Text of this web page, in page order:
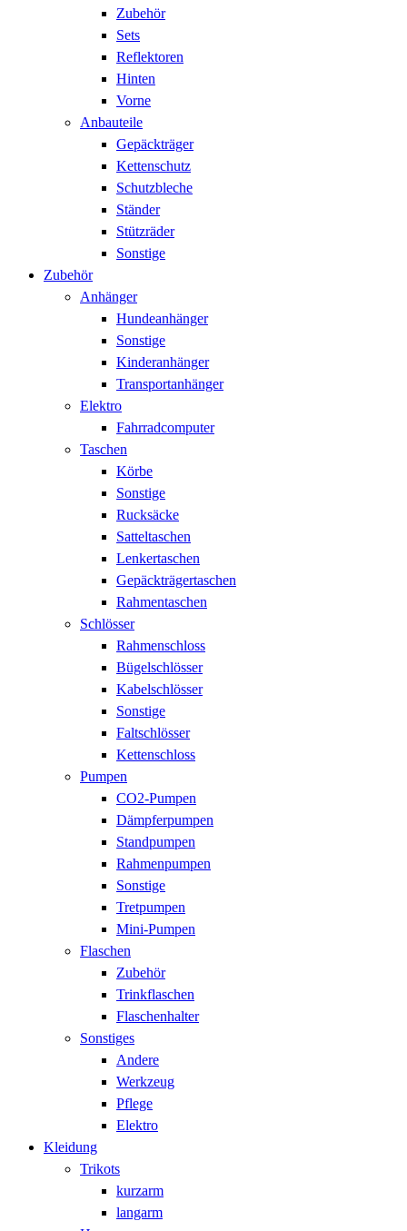
Zubehör
Sets
Reflektoren
Hinten
Vorne
Anbauteile
Gepäckträger
Kettenschutz
Schutzbleche
Ständer
Stützräder
Sonstige
Zubehör
Anhänger
Hundeanhänger
Sonstige
Kinderanhänger
Transportanhänger
Elektro
Fahrradcomputer
Taschen
Körbe
Sonstige
Rucksäcke
Satteltaschen
Lenkertaschen
Gepäckträgertaschen
Rahmentaschen
Schlösser
Rahmenschloss
Bügelschlösser
Kabelschlösser
Sonstige
Faltschlösser
Kettenschloss
Pumpen
CO2-Pumpen
Dämpferpumpen
Standpumpen
Rahmenpumpen
Sonstige
Tretpumpen
Mini-Pumpen
Flaschen
Zubehör
Trinkflaschen
Flaschenhalter
Sonstiges
Andere
Werkzeug
Pflege
Elektro
Kleidung
Trikots
kurzarm
langarm